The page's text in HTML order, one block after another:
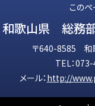
この
和歌山県 総務
〒640-8585 和
TEL：
メール： http://